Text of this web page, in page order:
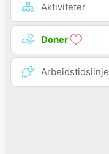
Aktiviteter
Doner
Arbeidstidslinje